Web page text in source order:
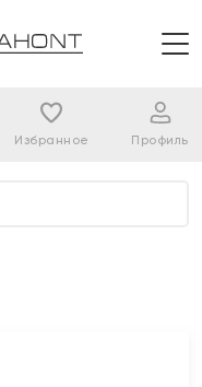
Избранное Профиль